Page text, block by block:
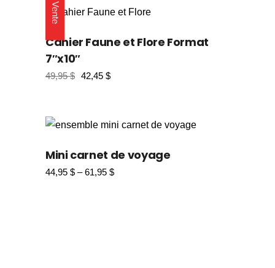
Vente
Cahier Faune et Flore Format
7″x10″
49,95$
Le
49,95 $.
42,45 $
Le
42,45 $.
Mini carnet de voyage
44,95 $ –61,95 $
Plage